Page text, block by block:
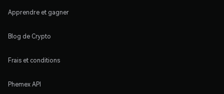
Apprendre et gagner
Blog de Crypto
Frais et conditions
Phemex API